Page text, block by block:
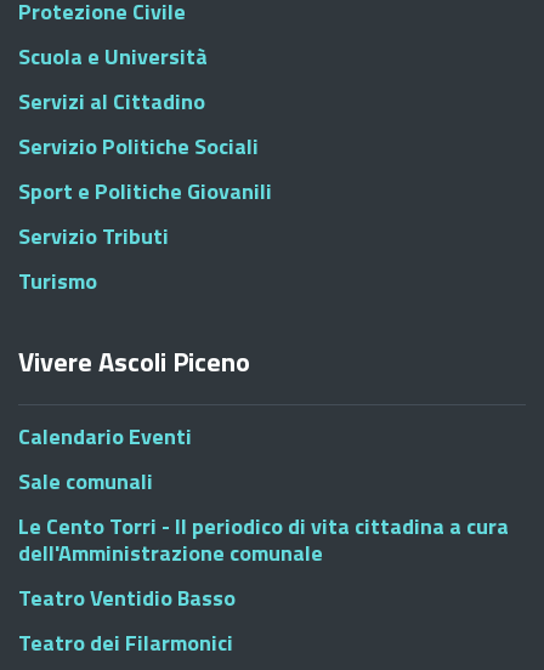
Protezione Civile
Scuola e Università
Servizi al Cittadino
Servizio Politiche Sociali
Sport e Politiche Giovanili
Servizio Tributi
Turismo
Vivere Ascoli Piceno
Calendario Eventi
Sale comunali
Le Cento Torri - Il periodico di vita cittadina a cura
dell'Amministrazione comunale
Teatro Ventidio Basso
Teatro dei Filarmonici